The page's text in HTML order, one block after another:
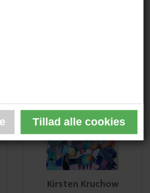
Kirsten Kruchow